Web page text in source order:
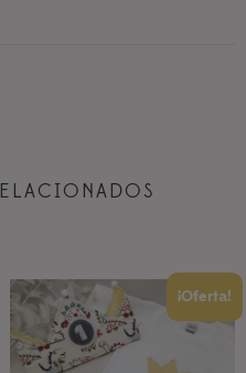
¡Oferta!